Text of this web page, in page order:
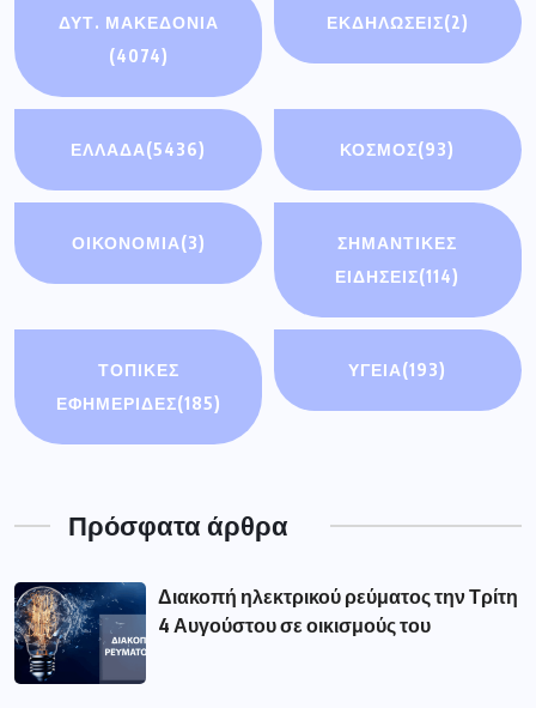
ΔΥΤ. ΜΑΚΕΔΟΝΙΑ
(4074)
ΕΚΔΗΛΩΣΕΙΣ(2)
ΕΛΛΑΔΑ(5436) ΚΟΣΜΟΣ(93)
ΟΙΚΟΝΟΜΊΑ(3)
ΣΗΜΑΝΤΙΚΈΣ
ΕΙΔΉΣΕΙΣ(114)
ΤΟΠΙΚΕΣ
ΕΦΗΜΕΡΙΔΕΣ(185)
ΥΓΕΙΑ(193)
Πρόσφατα άρθρα
Διακοπή ηλεκτρικού ρεύματος την Τρίτη
4 Αυγούστου σε οικισμούς του